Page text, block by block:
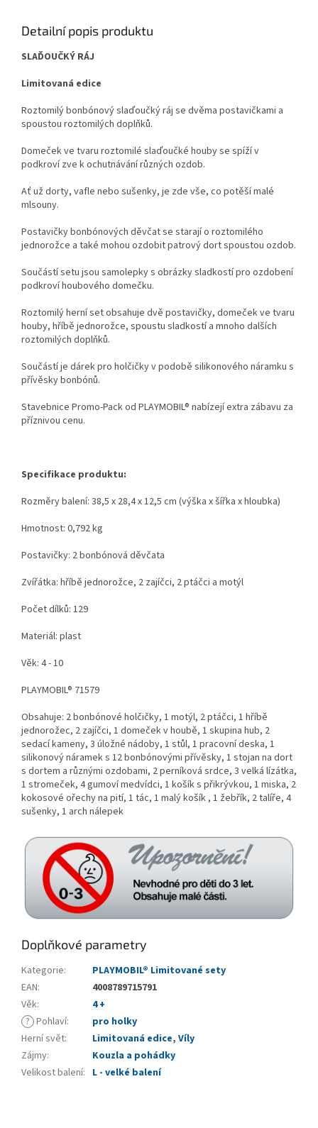
Detailní popis produktu
SLAĎOUČKÝ RÁJ
Limitovaná edice
Roztomilý bonbónový slaďoučký ráj se dvěma postavičkami a
spoustou roztomilých doplňků.
Domeček ve tvaru roztomilé slaďoučké houby se spíží v
podkroví zve k ochutnávání různých ozdob.
Ať už dorty, vafle nebo sušenky, je zde vše, co potěší malé
mlsouny.
Postavičky bonbónových děvčat se starají o roztomilého
jednorožce a také mohou ozdobit patrový dort spoustou ozdob.
Součástí setu jsou samolepky s obrázky sladkostí pro ozdobení
podkroví houbového domečku.
Roztomilý herní set obsahuje dvě postavičky, domeček ve tvaru
houby, hříbě jednorožce, spoustu sladkostí a mnoho dalších
roztomilých doplňků.
Součástí je dárek pro holčičky v podobě silikonového náramku s
přívěsky bonbónů.
Stavebnice Promo-Pack od PLAYMOBIL® nabízejí extra zábavu za
příznivou cenu.
Specifikace produktu:
Rozměry balení: 38,5 x 28,4 x 12,5 cm (výška x šířka x hloubka)
Hmotnost: 0,792 kg
Postavičky: 2 bonbónová děvčata
Zvířátka: hříbě jednorožce, 2 zajíčci, 2 ptáčci a motýl
Počet dílků: 129
Materiál: plast
Věk: 4 - 10
PLAYMOBIL® 71579
Obsahuje: 2 bonbónové holčičky, 1 motýl, 2 ptáčci, 1 hříbě
jednorožec, 2 zajíčci, 1 domeček v houbě, 1 skupina hub, 2
sedací kameny, 3 úložné nádoby, 1 stůl, 1 pracovní deska, 1
silikonový náramek s 12 bonbónovými přívěsky, 1 stojan na dort
s dortem a různými ozdobami, 2 perníková srdce, 3 velká lízátka,
1 stromeček, 4 gumoví medvídci, 1 košík s přikrývkou, 1 miska, 2
kokosové ořechy na pití, 1 tác, 1 malý košík , 1 žebřík, 2 talíře, 4
sušenky, 1 arch nálepek
Doplňkové parametry
Kategorie:
PLAYMOBIL® Limitované sety
EAN:
4008789715791
Věk:
4 +
? Pohlaví:
pro holky
Herní svět: Limitovaná edice, Víly
Zájmy:
Kouzla a pohádky
Velikost balení: L - velké balení